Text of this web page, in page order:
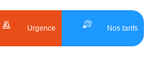
Urgence Nos tarifs